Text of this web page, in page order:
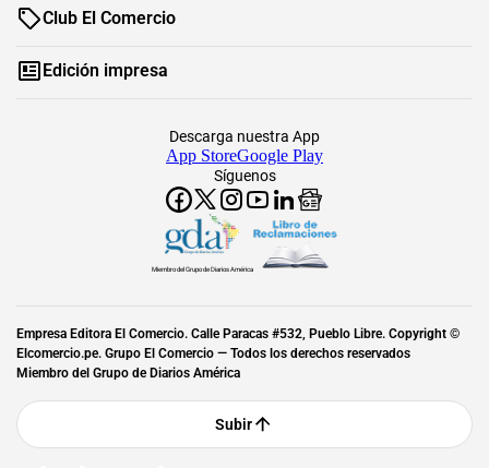
Club El Comercio
Edición impresa
Síguenos
Descarga nuestra App
App StoreGoogle Play
Miembro del Grupo de Diarios América
Empresa Editora El Comercio. Calle Paracas #532, Pueblo Libre. Copyright ©
Elcomercio.pe. Grupo El Comercio — Todos los derechos reservados
Miembro del Grupo de Diarios América
Subir